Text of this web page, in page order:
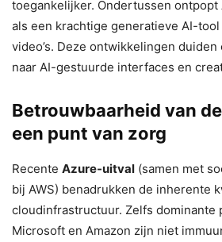
toegankelijker. Ondertussen ontpopt
als een krachtige generatieve AI-
video’s. Deze ontwikkelingen
naar AI-gestuurde interfaces en
Betrouwbaarheid van
een punt van zorg
Recente Azure-uitval (samen met
bij AWS) benadrukken de inherente
cloudinfrastructuur. Zelfs dominante
Microsoft en Amazon zijn niet